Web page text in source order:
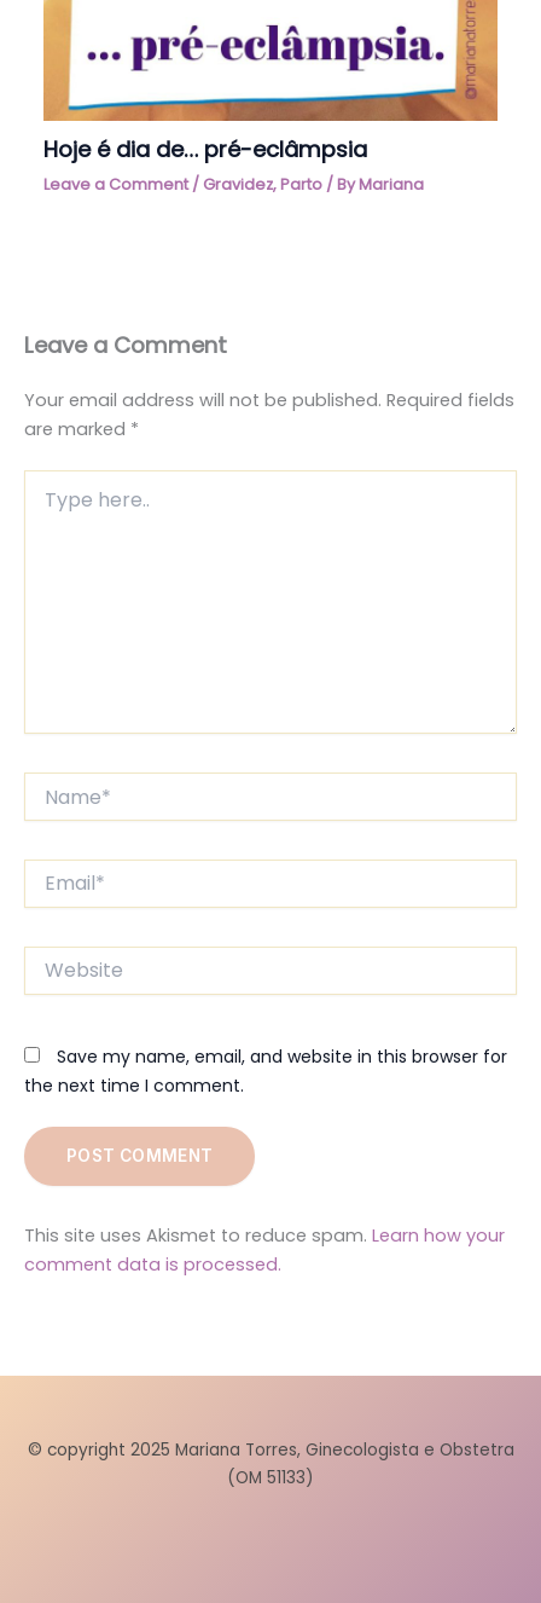
Hoje é dia de… pré-eclâmpsia
Leave a Comment / Gravidez,Parto / ByMariana
Leave a Comment
Your email address will not be published. Required fields
are marked *
here..
Website
Save my name, email, and website in this browser for
the next time I comment.
This site uses Akismet to reduce spam. Learn how your
comment data is processed.
© copyright 2025 Mariana Torres, Ginecologista e Obstetra
(OM 51133)